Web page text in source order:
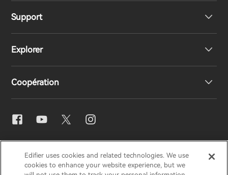
Haut-parleurs
Écouteurs
Casques
Support
Support produit
Déclaration de conformité UE
Contactez-nous
Explorer
Notre histoire
Presse
Blogues
Coopération
Distributeurs régionaux
Devenez distributeurs
Edifier uses cookies and related technologies. We use
cookies to enhance your website experience, but we